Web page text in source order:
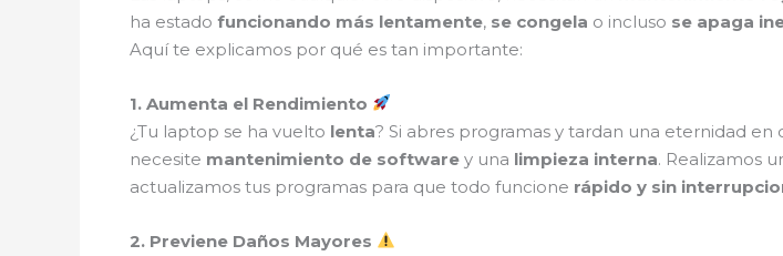
ha estado funcionando más lentamente, se congela o incluso se apaga
Aquí te explicamos por qué es tan importante:
1. Aumenta el Rendimiento
¿Tu laptop se ha vuelto lenta? Si abres programas y tardan una eternidad
necesite mantenimiento de software y una limpieza interna. Realizamos
actualizamos tus programas para que todo funcione rápido y sin
2. Previene Daños Mayores